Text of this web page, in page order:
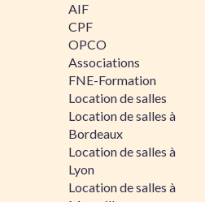
AIF
CPF
OPCO
Associations
FNE-Formation
Location de salles
Location de salles à
Bordeaux
Location de salles à
Lyon
Location de salles à